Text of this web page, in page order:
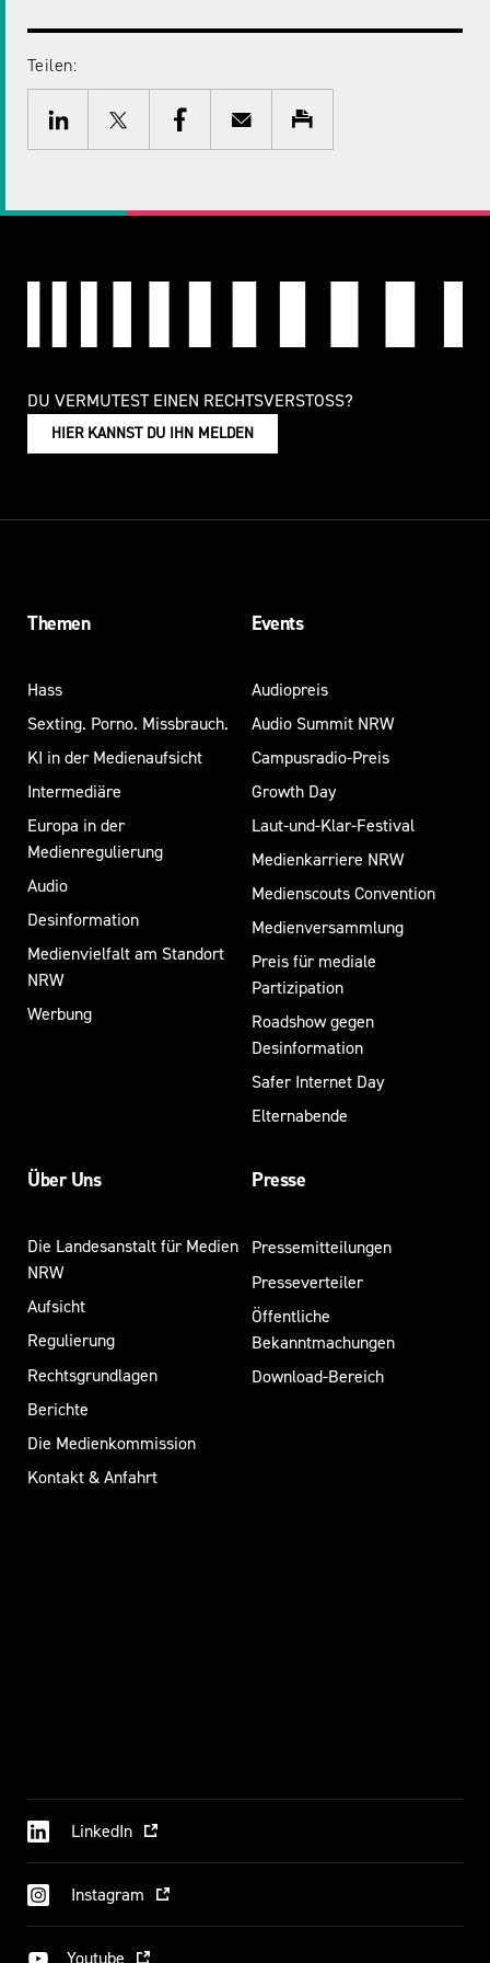
Teilen:
Twitter Facebook
DU VERMUTEST EINEN RECHTSVERSTOSS?
HIER KANNST DU IHN MELDEN
Themen
Hass
Sexting. Porno. Missbrauch.
KI in der Medienaufsicht
Intermediäre
Europa in der
Medienregulierung
Audio
Desinformation
Medienvielfalt am Standort
NRW
Werbung
Events
Audiopreis
Audio Summit NRW
Campusradio-Preis
Growth Day
Laut-und-Klar-Festival
Medienkarriere NRW
Medienscouts Convention
Medienversammlung
Preis für mediale
Partizipation
Roadshow gegen
Desinformation
Safer Internet Day
Elternabende
Über Uns
Die Landesanstalt für Medien
NRW
Aufsicht
Regulierung
Rechtsgrundlagen
Berichte
Die Medienkommission
Kontakt & Anfahrt
Presse
Pressemitteilungen
Presseverteiler
Öffentliche
Bekanntmachungen
Download-Bereich
LinkedIn
Instagram
Youtube